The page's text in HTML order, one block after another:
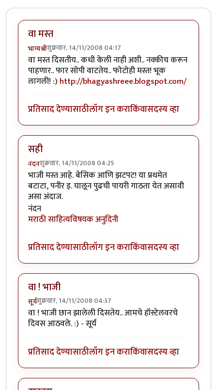
वा मस्त
भाग्यश्रीशुक्रवार, 14/11/2008 04:17
वा मस्त दिसतीय.. कधी केली नाही अशी.. नक्कीच करून
पाहणार.. फार सोपी वाटतेय.. फोटोही मस्त! भूक
लागली! :) http://bhagyashreee.blogspot.com/
प्रतिसाद देण्यासाठीलॉग इन कराकिंवासदस्य व्हा
सही
नंदनशुक्रवार, 14/11/2008 04:25
भाजी मस्त आहे. बेसिक आणि झटपट! या प्रथमेत
बटाटा, पनीर इ. घालून पुढची पायरी गाठता येत असावी
असा अंदाज.
नंदन
मराठी साहित्यविषयक अनुदिनी
प्रतिसाद देण्यासाठीलॉग इन कराकिंवासदस्य व्हा
वा ! भाजी
सूर्यशुक्रवार, 14/11/2008 04:37
वा ! भाजी छान झालेली दिसतेय.. आमचे हॉस्टेलवरचे
दिवस आठवले. :) - सूर्य
प्रतिसाद देण्यासाठीलॉग इन कराकिंवासदस्य व्हा